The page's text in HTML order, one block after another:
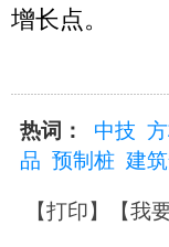
增长点。
热词： 中技
品 预制桩 建
【打印】【我